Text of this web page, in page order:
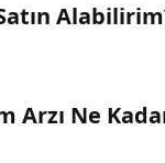
Arzı Ne